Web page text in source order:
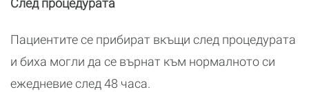
След процедурата
Пациентите се прибират вкъщи след процедурата
и биха могли да се върнат към нормалното си
ежедневие след 48 часа.